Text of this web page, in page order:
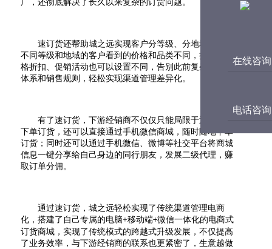
在线咨询
电话咨询
广，还彻底解决了长久以来复杂的订货问题。
速订货还帮助城之远实现客户分等级、分地域管理，
不同等级和地域的客户看到的价格和品类不同，执行的价
格折扣、促销活动也可以设置不同，告别此前复杂的价格
体系和销售规则，轻松实现渠道管理差异化。
有了速订货，下游经销商不仅仅只能局限于通过电脑
下单订货，还可以直接通过手机微信商城，随时随地下单
订货；同时还可以通过手机微信、微博等社交平台将商城
信息一键分享给自己身边的同行朋友，发展二级代理，赚
取订单分佣。
通过速订货，城之远轻松实现了传统渠道管理电商
化，搭建了自己专属的电脑+移动端+微信一体化的电商式
订货商城，实现了传统模式的跨越式升级发展，不仅提高
了业务效率，与下游经销商的联系也更紧密了，生意越做